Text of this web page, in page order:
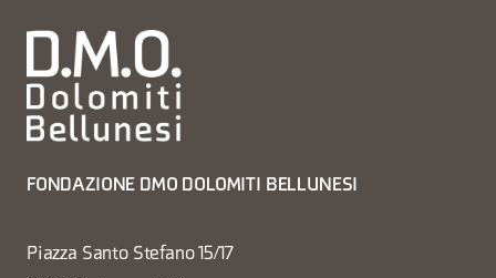
FONDAZIONE DMO DOLOMITI BELLUNESI
Piazza Santo Stefano 15/17